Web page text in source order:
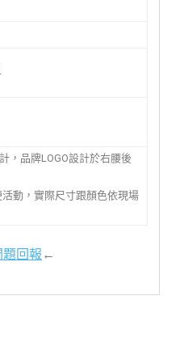
，品牌LOGO設計於右腰後
動，實際尺寸跟顏色依現場
回報←